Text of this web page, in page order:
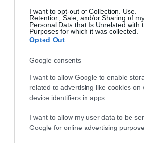
I want to opt-out of Collection, Use,
Retention, Sale, and/or Sharing of my
Personal Data that Is Unrelated with
Purposes for which it was collected.
Opted Out
Google consents
I want to allow Google to enable
related to advertising like cookies on
device identifiers in apps.
I want to allow my user data to be
Google for online advertising
Proprio ieri Ca’ de Sass ha visto
Jefferiespromuovere a pieni
diversificazione svolto
delegato Carlo Messina portando
lato a crescere nel fruttuoso
risparmio gestito e dall’altro a
frontiera del digitale, comprese l’
artificialee lemissioni spaziali